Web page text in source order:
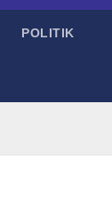
POLITIK